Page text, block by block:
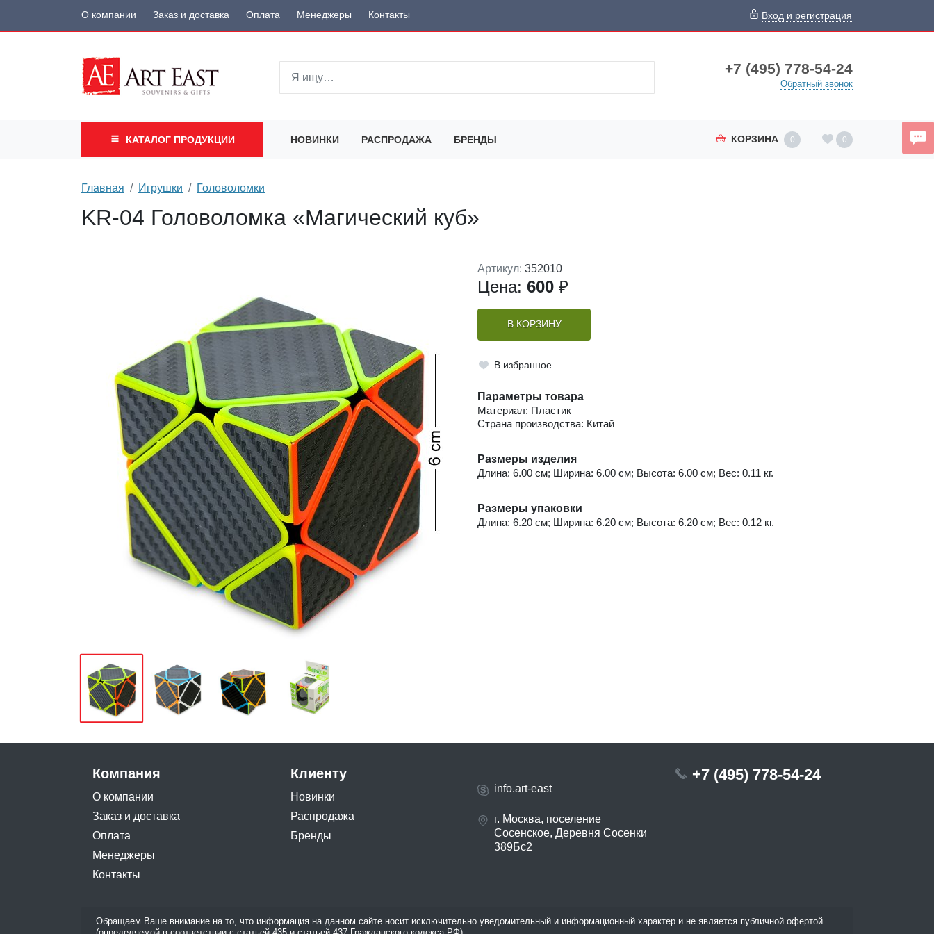
О компании Заказ и доставка Оплата Менеджеры Контакты Вход и регистрация
+7 (495) 778-54-24
Обратный звонок
КАТАЛОГ ПРОДУКЦИИ НОВИНКИ РАСПРОДАЖА БРЕНДЫ КОРЗИНА 0 0
Главная Игрушки Головоломки
KR-04 Головоломка «Магический куб»
Артикул: 352010
Цена: 600 ₽
В КОРЗИНУ
В избранное
Параметры товара
Материал: Пластик
Страна производства: Китай
Размеры изделия
Длина: 6.00 см; Ширина: 6.00 см; Высота: 6.00 см; Вес: 0.11 кг.
Размеры упаковки
Длина: 6.20 см; Ширина: 6.20 см; Высота: 6.20 см; Вес: 0.12 кг.
Компания
О компании
Заказ и доставка
Оплата
Менеджеры
Контакты
Клиенту
Новинки
Распродажа
Бренды
info.art-east
г. Москва, поселение
Сосенское, Деревня Сосенки
389Бс2
+7 (495) 778-54-24
Обращаем Ваше внимание на то, что информация на данном сайте носит исключительно уведомительный и информационный характер и не является публичной офертой